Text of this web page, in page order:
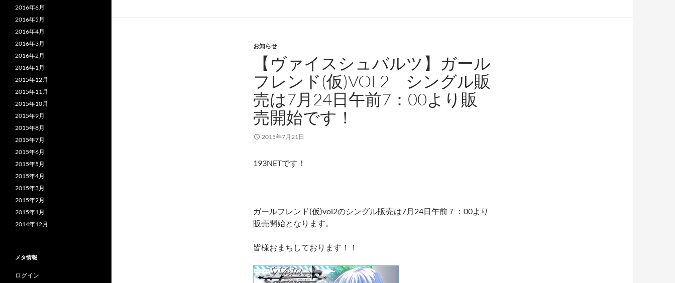
お知らせ
【ヴァイスシュバルツ】ガール
フレンド(仮)VOL2 シングル販
売は7月24日午前7：00より販
売開始です！
2015年7月21日
193NETです！
ガールフレンド(仮)vol2のシングル販売は7月24日午前７：00より
販売開始となります。
皆様おまちしております！！
2016年6月
2016年5月
2016年4月
2016年3月
2016年2月
2016年1月
2015年12月
2015年11月
2015年10月
2015年9月
2015年8月
2015年7月
2015年6月
2015年5月
2015年4月
2015年3月
2015年2月
2015年1月
2014年12月
メタ情報
ログイン